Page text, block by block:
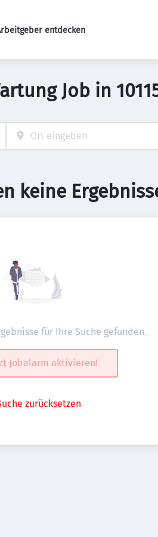
Navigationentdecken
Job in
keine
für Ihre Suche gefunden.
Jobalarm aktivieren!
zurücksetzen